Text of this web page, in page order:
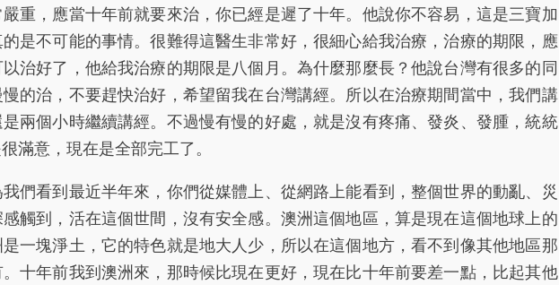
重，應當十年前就要來治，你已經是遲了十年。他說你不容易，這是三寶加
是不可能的事情。很難得這醫生非常好，很細心給我治療，治療的期限，應
治好了，他給我治療的期限是八個月。為什麼那麼長？他說台灣有很多的同
的治，不要趕快治好，希望留我在台灣講經。所以在治療期間當中，我們講
兩個小時繼續講經。不過慢有慢的好處，就是沒有疼痛、發炎、發腫，統統
滿意，現在是全部完工了。
看到最近半年來，你們從媒體上、從網路上能看到，整個世界的動亂、災
觸到，活在這個世間，沒有安全感。澳洲這個地區，算是現在這個地球上的
一塊淨土，它的特色就是地大人少，所以在這個地方，看不到像其他地區那
十年前我到澳洲來，那時候比現在更好，現在比十年前要差一點，比起其他